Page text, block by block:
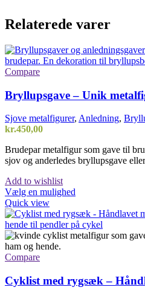
Relaterede varer
Compare
Bryllupsgave – Unik
Sjove metalfigurer, Anledning,
kr.450,00
Brudepar metalfigur som gave til
sjov og anderledes bryllupsgave
Add to wishlist
Vælg en mulighed
Quick view
Compare
Cyklist med rygsæk –